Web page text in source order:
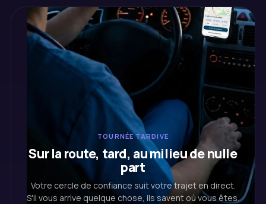
TOURNÉE TARDIVE
Sur la route, tard, au milieu de nulle
part
Votre cercle de confiance suit votre trajet en direct.
S'il vous arrive quelque chose, ils savent où vous êtes.